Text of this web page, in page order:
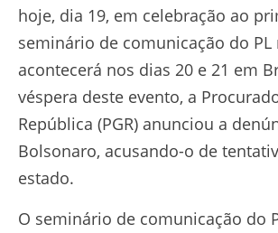
hoje, dia 19, em celebração ao
seminário de comunicação do PL
acontecerá nos dias 20 e 21 em
véspera deste evento, a
República (PGR) anunciou a
Bolsonaro, acusando-o de
estado.
O seminário de comunicação do